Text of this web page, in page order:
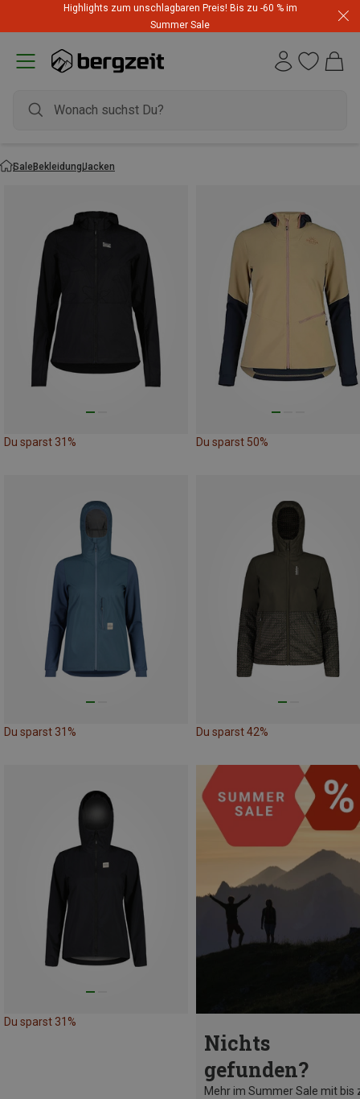
Highlights zum unschlagbaren Preis! Bis zu -60 % im
Summer Sale
SaleBekleidungJacken
Du sparst 31% Du sparst 50%
Du sparst 31% Du sparst 42%
Du sparst 31%
Nichts
gefunden?
Mehr im Summer Sale mit bis